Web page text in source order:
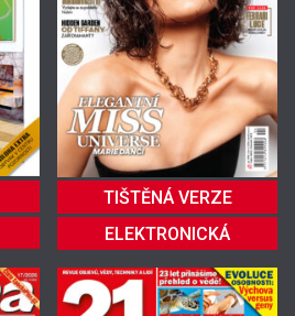
TIŠTĚNÁ VERZE
ELEKTRONICKÁ